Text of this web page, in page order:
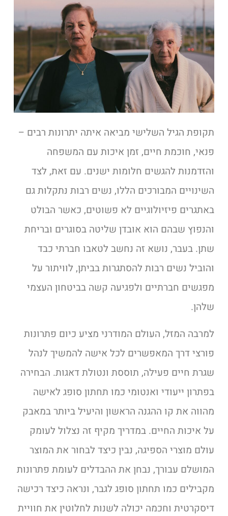
תקופת הגיל השלישי מביאה איתה יתרונות רבים –
פנאי, חוכמת חיים, זמן איכות עם המשפחה
והזדמנות להגשים חלומות ישנים. עם זאת, לצד
השינויים המבורכים הללו, נשים רבות נתקלות גם
באתגרים פיזיולוגיים לא פשוטים, כאשר הבולט
והנפוץ שבהם הוא אובדן שליטה בסוגרים ובריחת
שתן. בעבר, נושא זה נחשב לטאבו חברתי כבד
והוביל נשים רבות להסתגרות בביתן, לוויתור על
מפגשים חברתיים ולפגיעה קשה בביטחון העצמי
שלהן.
למרבה המזל, העולם המודרני מציע כיום פתרונות
פורצי דרך המאפשרים לכל אישה להמשיך לנהל
שגרת חיים פעילה, תוססת ונטולת דאגות. הבחירה
בפתרון ייעודי ואנטומי כמו תחתון סופג לאישה
מהווה את קו ההגנה הראשון והיעיל ביותר במאבק
על איכות החיים. במדריך מקיף זה נצלול לעומק
עולם מוצרי הספיגה, נבין כיצד לבחור את המוצר
המושלם עבורך, נבחן את ההבדלים לעומת פתרונות
מקבילים כמו תחתון סופג לגבר, ונראה כיצד רכישה
דיסקרטית וחכמה יכולה לשנות לחלוטין את חוויית